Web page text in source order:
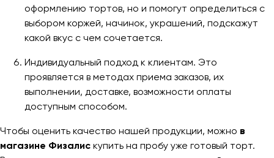
оформлению тортов, но и помогут определиться с
выбором коржей, начинок, украшений, подскажут
какой вкус с чем сочетается.
Индивидуальный подход к клиентам. Это
проявляется в методах приема заказов, их
выполнении, доставке, возможности оплаты
доступным способом.
Чтобы оценить качество нашей продукции, можно в
магазине Физалис купить на пробу уже готовый торт.